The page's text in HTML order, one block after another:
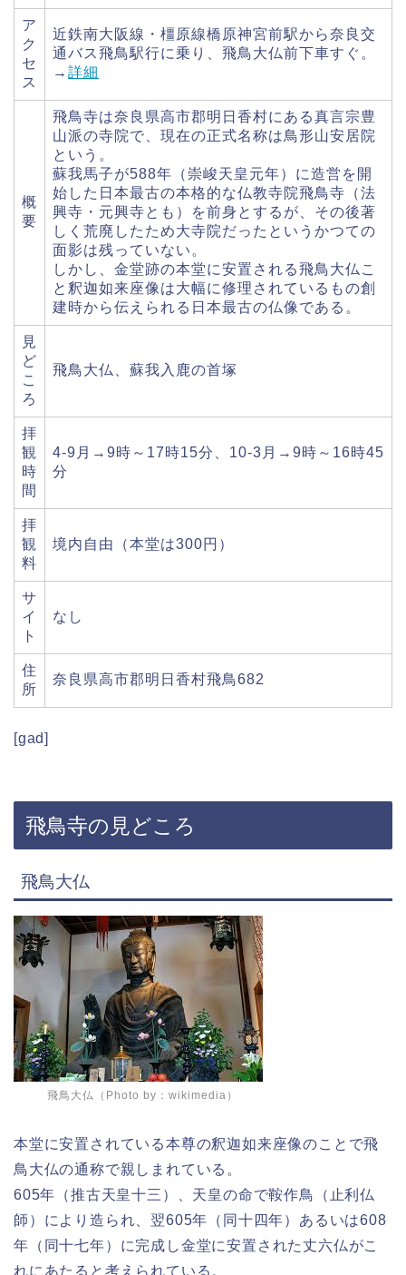
ア
ク
セ
ス
近鉄南大阪線・橿原線橋原神宮前駅から奈良交
通バス飛鳥駅行に乗り、飛鳥大仏前下車すぐ。
→ 詳細
概
要
飛鳥寺は奈良県高市郡明日香村にある真言宗豊
山派の寺院で、現在の正式名称は鳥形山安居院
という。
蘇我馬子が588年（崇峻天皇元年）に造営を開
始した日本最古の本格的な仏教寺院飛鳥寺（法
興寺・元興寺とも）を前身とするが、その後著
しく荒廃したため大寺院だったというかつての
面影は残っていない。
しかし、金堂跡の本堂に安置される飛鳥大仏こ
と釈迦如来座像は大幅に修理されているもの創
建時から伝えられる日本最古の仏像である。
見
ど
こ
ろ
飛鳥大仏、蘇我入鹿の首塚
拝
観
時
間
4-9月→9時～17時15分、10-3月→9時～16時45
分
拝
観
料
境内自由（本堂は300円）
サ
イ
ト
なし
住
所
奈良県高市郡明日香村飛鳥682
[gad]
飛鳥寺の見どころ
飛鳥大仏
飛鳥大仏（Photo by： wikimedia ）
本堂に安置されている本尊の釈迦如来座像のことで飛
鳥大仏の通称で親しまれている。
605年（推古天皇十三）、天皇の命で鞍作鳥（止利仏
師）により造られ、翌605年（同十四年）あるいは608
年（同十七年）に完成し金堂に安置された丈六仏がこ
れにあたると考えられている。